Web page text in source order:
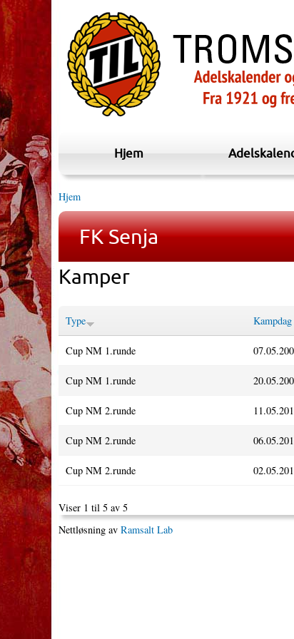
Hjem
Hjem
FK Senja
Kamper
Type Kampdag
Cup NM 1.runde
Cup NM 1.runde
Cup NM 2.runde
Cup NM 2.runde
Cup NM 2.runde
Viser 1 til 5 av 5
Nettløsning av Ramsalt Lab